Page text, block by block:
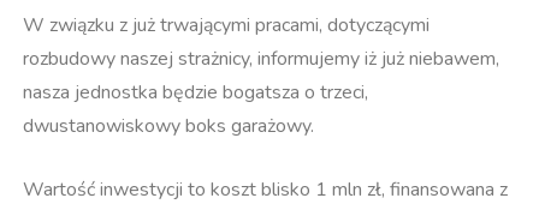
W związku z już trwającymi pracami, dotyczącymi
rozbudowy naszej strażnicy, informujemy iż już niebawem,
nasza jednostka będzie bogatsza o trzeci,
dwustanowiskowy boks garażowy.
Wartość inwestycji to koszt blisko 1 mln zł, finansowana z